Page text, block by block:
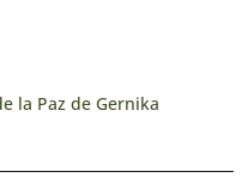
la Paz de Gernika